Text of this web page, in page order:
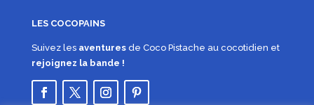
LES COCOPAINS
Suivez les aventuresde Coco Pistache au cocotidien et
rejoignez la bande !